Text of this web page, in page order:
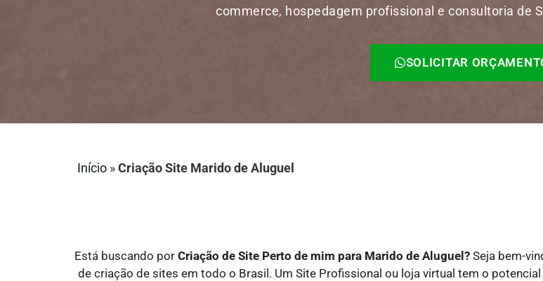
commerce, hospedagem profissional e consultoria de
SOLICITAR
Início »Criação Site Marido de Aluguel
Está buscando por Criação de Site Perto de mim para Marido de Aluguel?Seja bem-
de criação de sites em todo o Brasil. Um Site Profissional ou loja virtual tem o